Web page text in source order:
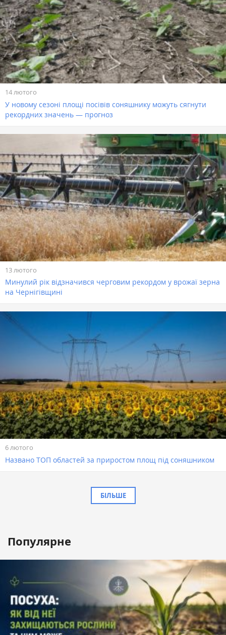
14 лютого
У новому сезоні площі посівів соняшнику можуть сягнути
рекордних значень — прогноз
13 лютого
Минулий рік відзначився черговим рекордом у врожаї зерна
на Чернігівщині
6 лютого
Названо ТОП областей за приростом площ під соняшником
БІЛЬШЕ
Популярне